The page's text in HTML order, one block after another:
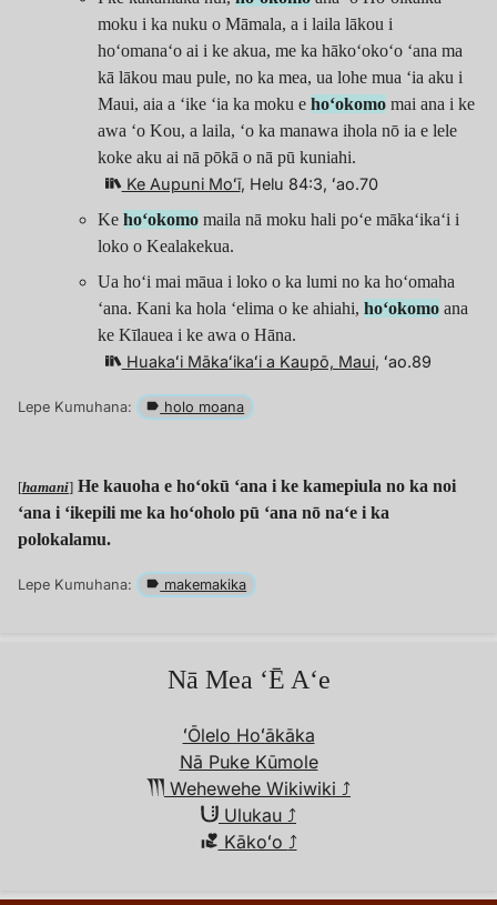
moku i ka nuku o Māmala, a i laila lākou i
hoʻomanaʻo ai i ke akua, me ka hākoʻokoʻo ʻana ma
kā lākou mau pule, no ka mea, ua lohe mua ʻia aku i
Maui, aia a ʻike ʻia ka moku e hoʻokomo mai ana i ke
awa ʻo Kou, a laila, ʻo ka manawa ihola nō ia e lele
koke aku ai nā pōkā o nā pū kuniahi.
Ke Aupuni Moʻī, Helu 84:3, ʻao.70
Ke hoʻokomo maila nā moku hali poʻe mākaʻikaʻi i
loko o Kealakekua.
Ua hoʻi mai māua i loko o ka lumi no ka hoʻomaha
ʻana. Kani ka hola ʻelima o ke ahiahi, hoʻokomo ana
ke Kīlauea i ke awa o Hāna.
Huakaʻi Mākaʻikaʻi a Kaupō, Maui, ʻao.89
Lepe Kumuhana: holo moana
[hamani] He kauoha e hoʻokū ʻana i ke kamepiula no ka noi
ʻana i ʻikepili me ka hoʻoholo pū ʻana nō naʻe i ka
polokalamu.
Lepe Kumuhana: makemakika
Nā Mea ʻĒ Aʻe
ʻŌlelo Hoʻākāka
Nā Puke Kūmole
Wehewehe Wikiwiki︎ ⤴︎
Ulukau ⤴︎
Kākoʻo i⤴︎